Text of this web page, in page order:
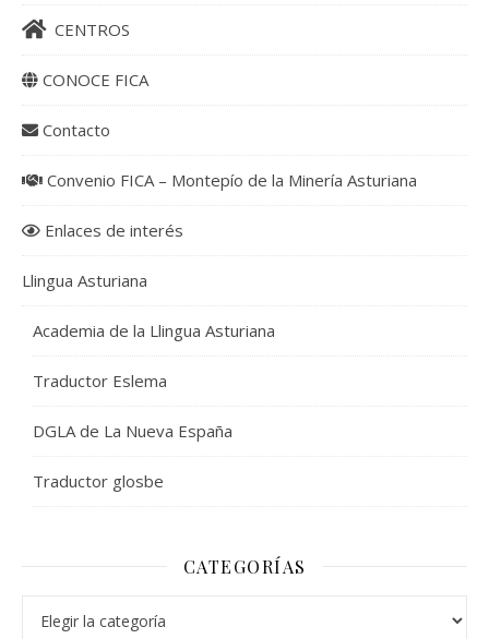
CENTROS
CONOCE FICA
Contacto
Convenio FICA – Montepío de la Minería Asturiana
Enlaces de interés
Llingua Asturiana
Academia de la Llingua Asturiana
Traductor Eslema
DGLA de La Nueva España
Traductor glosbe
CATEGORÍAS